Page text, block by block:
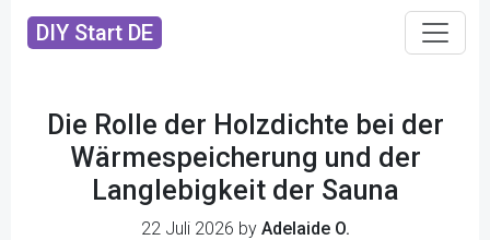
DIY Start DE
Die Rolle der Holzdichte bei der
Wärmespeicherung und der
Langlebigkeit der Sauna
22 Juli 2026 by Adelaide O.